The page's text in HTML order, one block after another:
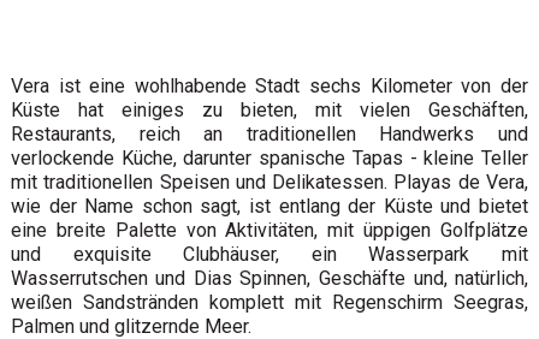
Vera ist eine wohlhabende Stadt sechs Kilometer von der
Küste hat einiges zu bieten, mit vielen Geschäften,
Restaurants, reich an traditionellen Handwerks und
verlockende Küche, darunter spanische Tapas - kleine Teller
mit traditionellen Speisen und Delikatessen. Playas de Vera,
wie der Name schon sagt, ist entlang der Küste und bietet
eine breite Palette von Aktivitäten, mit üppigen Golfplätze
und exquisite Clubhäuser, ein Wasserpark mit
Wasserrutschen und Dias Spinnen, Geschäfte und, natürlich,
weißen Sandstränden komplett mit Regenschirm Seegras,
Palmen und glitzernde Meer.